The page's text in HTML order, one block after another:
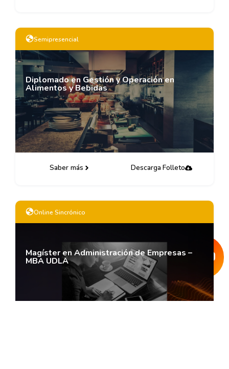
Semipresencial
Diplomado en Gestión y Operación en
Alimentos y Bebidas
Saber más Descarga Folleto
Online Sincrónico
Magíster en Administración de Empresas –
MBA UDLA